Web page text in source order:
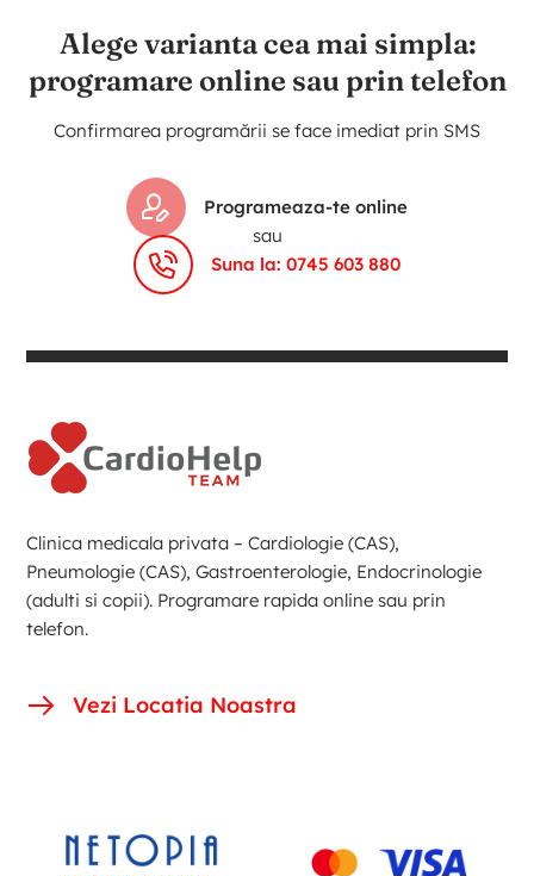
Alege varianta cea mai simpla:
programare online sau prin telefon
Confirmarea programării se face imediat prin SMS
Programeaza-te online
sau
Suna la: 0745 603 880
Clinica medicala privata – Cardiologie (CAS),
Pneumologie (CAS), Gastroenterologie, Endocrinologie
(adulti si copii). Programare rapida online sau prin
telefon.
Vezi Locatia Noastra